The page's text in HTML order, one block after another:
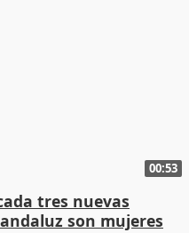
00:53
tres nuevas
son mujeres